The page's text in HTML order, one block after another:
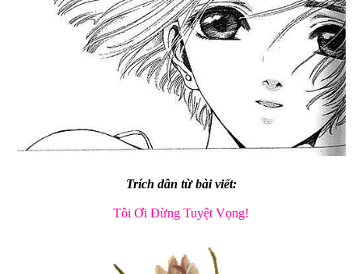
Trích dẫn từ bài viết:
Tôi Ơi Đừng Tuyệt Vọng!